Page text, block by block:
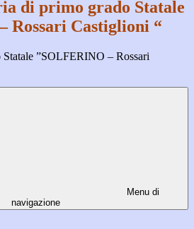
di primo grado Statale
Rossari Castiglioni “
”SOLFERINO – Rossari
Menu di
navigazione